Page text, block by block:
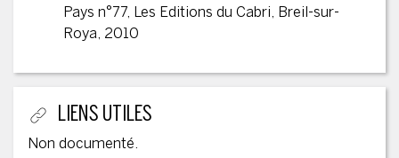
Pays n°77, Les Editions du Cabri, Breil-sur-
Roya, 2010
LIENS UTILES
Non documenté.